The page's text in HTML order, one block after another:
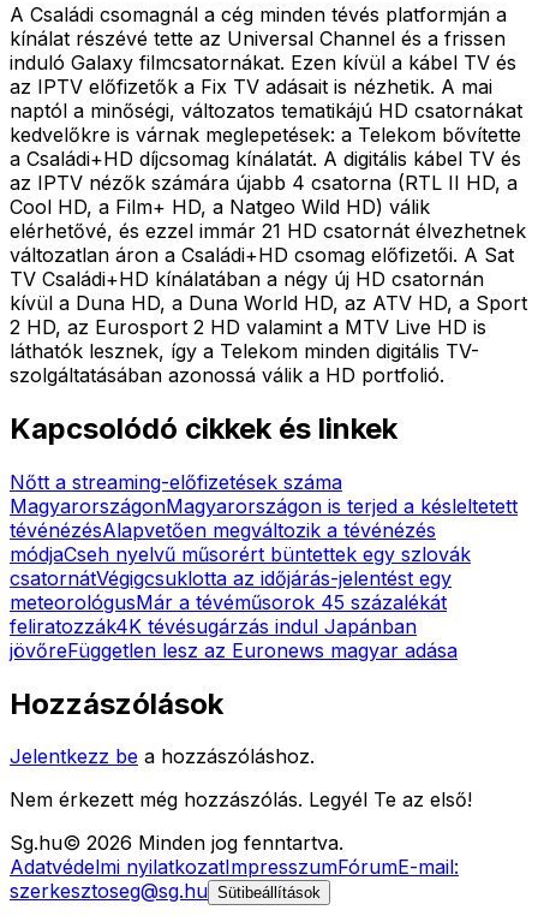
A Családi csomagnál a cég minden tévés platformján a
kínálat részévé tette az Universal Channel és a frissen
induló Galaxy filmcsatornákat. Ezen kívül a kábel TV és
az IPTV előfizetők a Fix TV adásait is nézhetik. A mai
naptól a minőségi, változatos tematikájú HD csatornákat
kedvelőkre is várnak meglepetések: a Telekom bővítette
a Családi+HD díjcsomag kínálatát. A digitális kábel TV és
az IPTV nézők számára újabb 4 csatorna (RTL II HD, a
Cool HD, a Film+ HD, a Natgeo Wild HD) válik
elérhetővé, és ezzel immár 21 HD csatornát élvezhetnek
változatlan áron a Családi+HD csomag előfizetői. A Sat
TV Családi+HD kínálatában a négy új HD csatornán
kívül a Duna HD, a Duna World HD, az ATV HD, a Sport
2 HD, az Eurosport 2 HD valamint a MTV Live HD is
láthatók lesznek, így a Telekom minden digitális TV-
szolgáltatásában azonossá válik a HD portfolió.
Kapcsolódó cikkek és linkek
Nőtt a streaming-előfizetések száma
MagyarországonMagyarországon is terjed a késleltetett
tévénézésAlapvetően megváltozik a tévénézés
módjaCseh nyelvű műsorért büntettek egy szlovák
csatornátVégigcsuklotta az időjárás-jelentést egy
meteorológusMár a tévéműsorok 45 százalékát
feliratozzák4K tévésugárzás indul Japánban
jövőreFüggetlen lesz az Euronews magyar adása
Hozzászólások
Jelentkezz be a hozzászóláshoz.
Nem érkezett még hozzászólás. Legyél Te az első!
Sg.hu© 2026 Minden jog fenntartva.
Adatvédelmi nyilatkozatImpresszumFórumE-mail:
szerkesztoseg@sg.hu Sütibeállítások